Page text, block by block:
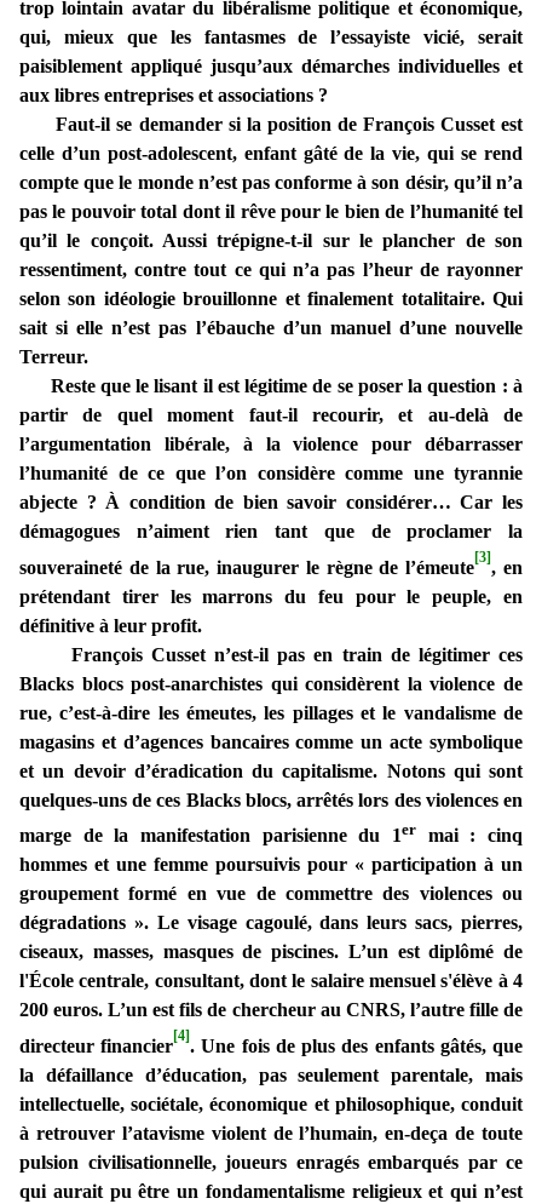
trop lointain avatar du libéralisme politique et économique,
qui, mieux que les fantasmes de l’essayiste vicié, serait
paisiblement appliqué jusqu’aux démarches individuelles et
aux libres entreprises et associations ?
Faut-il se demander si la position de François Cusset est
celle d’un post-adolescent, enfant gâté de la vie, qui se rend
compte que le monde n’est pas conforme à son désir, qu’il n’a
pas le pouvoir total dont il rêve pour le bien de l’humanité tel
qu’il le conçoit. Aussi trépigne-t-il sur le plancher de son
ressentiment, contre tout ce qui n’a pas l’heur de rayonner
selon son idéologie brouillonne et finalement totalitaire. Qui
sait si elle n’est pas l’ébauche d’un manuel d’une nouvelle
Terreur.
Reste que le lisant il est légitime de se poser la question : à
partir de quel moment faut-il recourir, et au-delà de
l’argumentation libérale, à la violence pour débarrasser
l’humanité de ce que l’on considère comme une tyrannie
abjecte ? À condition de bien savoir considérer… Car les
démagogues n’aiment rien tant que de proclamer la
souveraineté de la rue, inaugurer le règne de l’émeute[3], en
prétendant tirer les marrons du feu pour le peuple, en
définitive à leur profit.
François Cusset n’est-il pas en train de légitimer ces
Blacks blocs post-anarchistes qui considèrent la violence de
rue, c’est-à-dire les émeutes, les pillages et le vandalisme de
magasins et d’agences bancaires comme un acte symbolique
et un devoir d’éradication du capitalisme. Notons qui sont
quelques-uns de ces Blacks blocs, arrêtés lors des violences en
marge de la manifestation parisienne du 1er mai : cinq
hommes et une femme poursuivis pour « participation à un
groupement formé en vue de commettre des violences ou
dégradations ». Le visage cagoulé, dans leurs sacs, pierres,
ciseaux, masses, masques de piscines. L’un est diplômé de
l'École centrale, consultant, dont le salaire mensuel s'élève à 4
200 euros. L’un est fils de chercheur au CNRS, l’autre fille de
directeur financier[4]. Une fois de plus des enfants gâtés, que
la défaillance d’éducation, pas seulement parentale, mais
intellectuelle, sociétale, économique et philosophique, conduit
à retrouver l’atavisme violent de l’humain, en-deça de toute
pulsion civilisationnelle, joueurs enragés embarqués par ce
qui aurait pu être un fondamentalisme religieux et qui n’est